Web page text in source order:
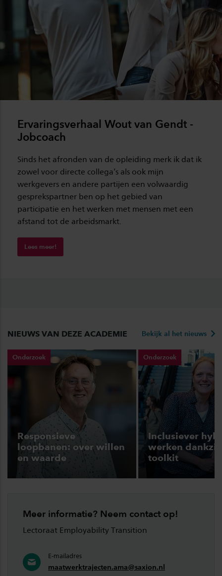
Ervaringsverhaal Wout van Gendt -
Jobcoach
Sinds het afronden van de opleiding merk ik dat ik
zowel voor directe collega’s als ook mijn
werkgevers en andere partijen een volwaardig
gesprekspartner ben op het gebied van
participatie en het werken met mensen met een
afstand tot de arbeidsmarkt.
Lees meer!
NIEUWS VAN DEZE ACADEMIE Bekijk al het nieuws
Onderzoek
Responsieve
loopbanen: over willen
en waarde
Onderzoek
Inclusiever
werken dankzij
toolkit
Meer informatie? Neem contact op!
Lectoraat Employability Transition
E-mailadres
maatwerktrajecten.ama@saxion.nl